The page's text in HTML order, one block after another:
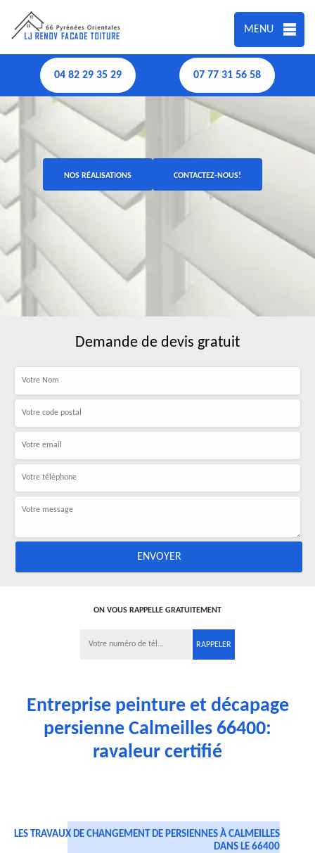
MENU
04 82 29 35 29 07 77 31 56 58
NOS RÉALISATIONS CONTACTEZ-NOUS!
Demande de devis gratuit
ON VOUS RAPPELLE GRATUITEMENT
Entreprise peinture et décapage
persienne Calmeilles 66400:
ravaleur certifié
LES TRAVAUX DE CHANGEMENT DE PERSIENNES À CALMEILLES
DANS LE 66400